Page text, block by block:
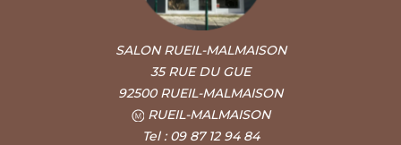
SALON RUEIL-MALMAISON
35 RUE DU GUE
92500 RUEIL-MALMAISON
RUEIL-MALMAISON
Tel : 09 87 12 94 84